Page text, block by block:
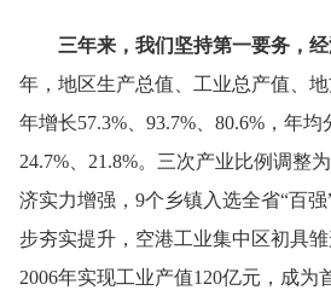
三年来，我们坚持第一要务，经
年，地区生产总值、工业总产值、
年增长57.3% 93.7% 80.6% ，年
24.7%
21.8%。三次产业比例调整为
济实力增强， 9个乡镇入选全省“百
步夯实提升，空港工业集中区初具
2006年实现工业产值120亿元，成为